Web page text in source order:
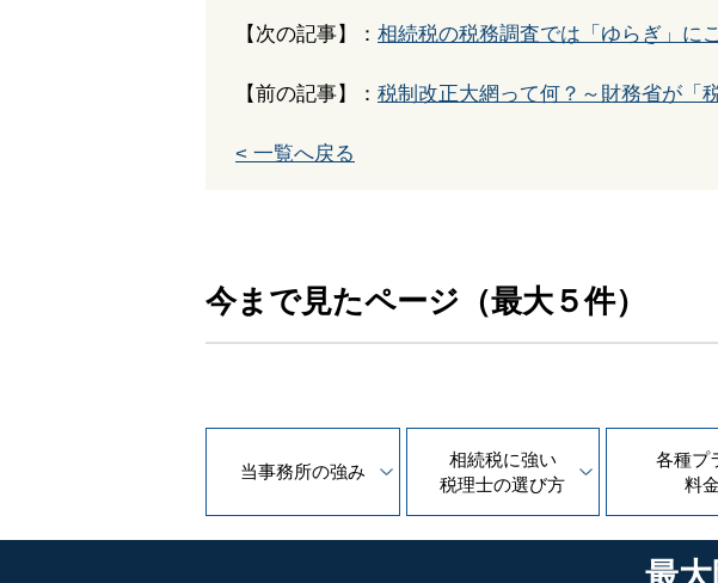
【次の記事】： 相続税の税務調査では「ゆらぎ」に
【前の記事】： 税制改正大網って何？～財務省が「
< 一覧へ戻る
今まで見たページ（最大５件）
当事務所の強み
相続税に強い
税理士の選び方
各種プ
料金
最